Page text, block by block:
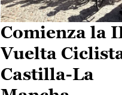
Comienza la
Vuelta
Castilla-La